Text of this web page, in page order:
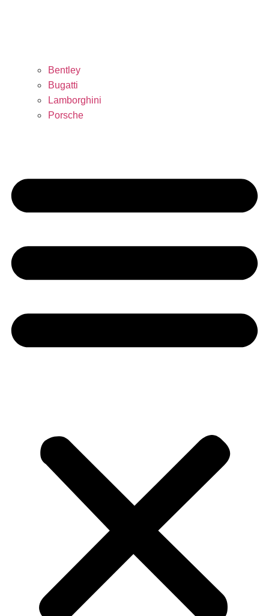
Bentley
Bugatti
Lamborghini
Porsche